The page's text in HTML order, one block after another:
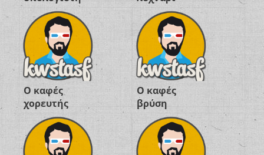
“από την
αρχή”;
Ο καφές
χορευτής
Ο καφές
βρύση